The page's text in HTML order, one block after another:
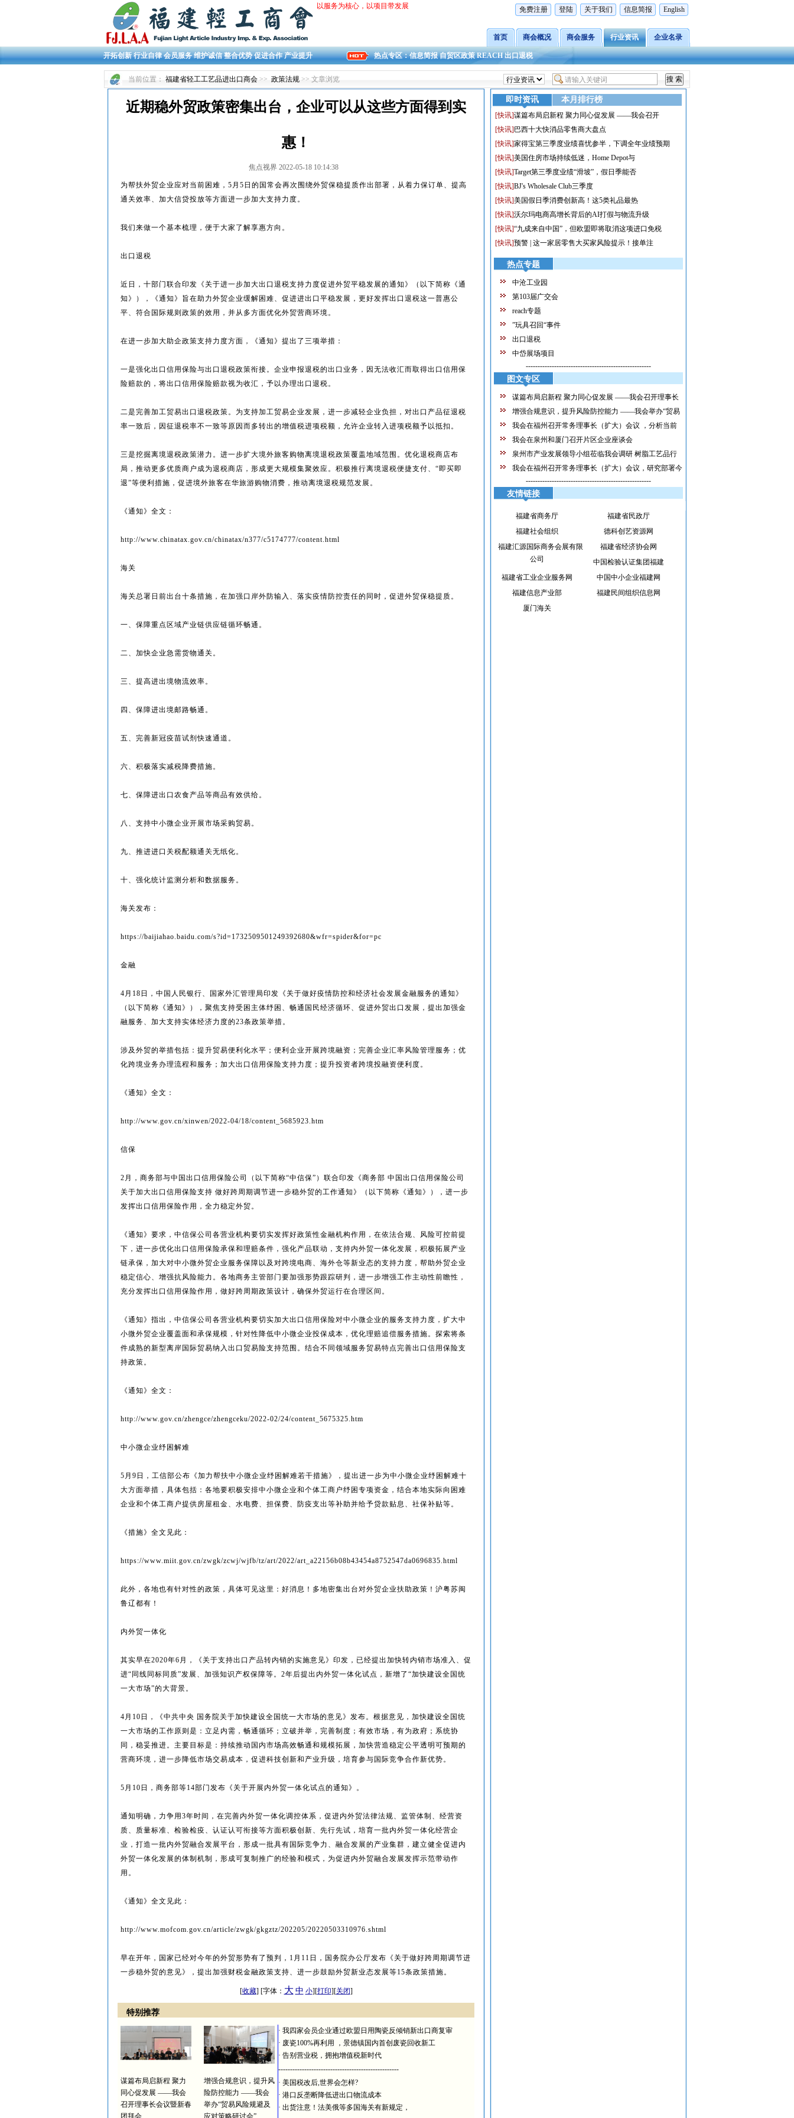
以服务为核心，以项目带发展 免费注册 登陆 关于我们 信息简报 English
首页 商会概况 商会服务 行业资讯 企业名录
开拓创新 行业自律 会员服务 维护诚信 整合优势 促进合作 产业提升 热点专区：信息简报 自贸区政策 REACH 出口退税
当前位置： 福建省轻工工艺品进出口商会 >> 政策法规 >> 文章浏览
近期稳外贸政策密集出台，企业可以从这些方面得到实
惠！
焦点视界 2022-05-18 10:14:38
为帮扶外贸企业应对当前困难，5月5日的国常会再次围绕外贸保稳提质作出部署，从着力保订单、提高
通关效率、加大信贷投放等方面进一步加大支持力度。
我们来做一个基本梳理，便于大家了解享惠方向。
出口退税
近日，十部门联合印发《关于进一步加大出口退税支持力度促进外贸平稳发展的通知》（以下简称《通
知》），《通知》旨在助力外贸企业缓解困难、促进进出口平稳发展，更好发挥出口退税这一普惠公
平、符合国际规则政策的效用，并从多方面优化外贸营商环境。
在进一步加大助企政策支持力度方面，《通知》提出了三项举措：
一是强化出口信用保险与出口退税政策衔接。企业申报退税的出口业务，因无法收汇而取得出口信用保
险赔款的，将出口信用保险赔款视为收汇，予以办理出口退税。
二是完善加工贸易出口退税政策。为支持加工贸易企业发展，进一步减轻企业负担，对出口产品征退税
率一致后，因征退税率不一致等原因而多转出的增值税进项税额，允许企业转入进项税额予以抵扣。
三是挖掘离境退税政策潜力。进一步扩大境外旅客购物离境退税政策覆盖地域范围。优化退税商店布
局，推动更多优质商户成为退税商店，形成更大规模集聚效应。积极推行离境退税便捷支付、“即买即
退”等便利措施，促进境外旅客在华旅游购物消费，推动离境退税规范发展。
《通知》全文：
http://www.chinatax.gov.cn/chinatax/n377/c5174777/content.html
海关
海关总署日前出台十条措施，在加强口岸外防输入、落实疫情防控责任的同时，促进外贸保稳提质。
一、保障重点区域产业链供应链循环畅通。
二、加快企业急需货物通关。
三、提高进出境物流效率。
四、保障进出境邮路畅通。
五、完善新冠疫苗试剂快速通道。
六、积极落实减税降费措施。
七、保障进出口农食产品等商品有效供给。
八、支持中小微企业开展市场采购贸易。
九、推进进口关税配额通关无纸化。
十、强化统计监测分析和数据服务。
海关发布：
https://baijiahao.baidu.com/s?id=1732509501249392680&wfr=spider&for=pc
金融
4月18日，中国人民银行、国家外汇管理局印发《关于做好疫情防控和经济社会发展金融服务的通知》
（以下简称《通知》），聚焦支持受困主体纾困、畅通国民经济循环、促进外贸出口发展，提出加强金
融服务、加大支持实体经济力度的23条政策举措。
涉及外贸的举措包括：提升贸易便利化水平；便利企业开展跨境融资；完善企业汇率风险管理服务；优
化跨境业务办理流程和服务；加大出口信用保险支持力度；提升投资者跨境投融资便利度。
《通知》全文：
http://www.gov.cn/xinwen/2022-04/18/content_5685923.htm
信保
2月，商务部与中国出口信用保险公司（以下简称“中信保”）联合印发《商务部 中国出口信用保险公司
关于加大出口信用保险支持 做好跨周期调节进一步稳外贸的工作通知》（以下简称《通知》），进一步
发挥出口信用保险作用，全力稳定外贸。
《通知》要求，中信保公司各营业机构要切实发挥好政策性金融机构作用，在依法合规、风险可控前提
下，进一步优化出口信用保险承保和理赔条件，强化产品联动，支持内外贸一体化发展，积极拓展产业
链承保，加大对中小微外贸企业服务保障以及对跨境电商、海外仓等新业态的支持力度，帮助外贸企业
稳定信心、增强抗风险能力。各地商务主管部门要加强形势跟踪研判，进一步增强工作主动性前瞻性，
充分发挥出口信用保险作用，做好跨周期政策设计，确保外贸运行在合理区间。
《通知》指出，中信保公司各营业机构要切实加大出口信用保险对中小微企业的服务支持力度，扩大中
小微外贸企业覆盖面和承保规模，针对性降低中小微企业投保成本，优化理赔追偿服务措施。探索将条
件成熟的新型离岸国际贸易纳入出口贸易险支持范围。结合不同领域服务贸易特点完善出口信用保险支
持政策。
《通知》全文：
http://www.gov.cn/zhengce/zhengceku/2022-02/24/content_5675325.htm
中小微企业纾困解难
5月9日，工信部公布《加力帮扶中小微企业纾困解难若干措施》，提出进一步为中小微企业纾困解难十
大方面举措，具体包括：各地要积极安排中小微企业和个体工商户纾困专项资金，结合本地实际向困难
企业和个体工商户提供房屋租金、水电费、担保费、防疫支出等补助并给予贷款贴息、社保补贴等。
《措施》全文见此：
https://www.miit.gov.cn/zwgk/zcwj/wjfb/tz/art/2022/art_a22156b08b43454a8752547da0696835.html
此外，各地也有针对性的政策，具体可见这里：好消息！多地密集出台对外贸企业扶助政策！沪粤苏闽
鲁辽都有！
内外贸一体化
其实早在2020年6月，《关于支持出口产品转内销的实施意见》印发，已经提出加快转内销市场准入、促
进“同线同标同质”发展、加强知识产权保障等。2年后提出内外贸一体化试点，新增了“加快建设全国统
一大市场”的大背景。
4月10日，《中共中央 国务院关于加快建设全国统一大市场的意见》发布。根据意见，加快建设全国统
一大市场的工作原则是：立足内需，畅通循环；立破并举，完善制度；有效市场，有为政府；系统协
同，稳妥推进。主要目标是：持续推动国内市场高效畅通和规模拓展，加快营造稳定公平透明可预期的
营商环境，进一步降低市场交易成本，促进科技创新和产业升级，培育参与国际竞争合作新优势。
5月10日，商务部等14部门发布《关于开展内外贸一体化试点的通知》。
通知明确，力争用3年时间，在完善内外贸一体化调控体系，促进内外贸法律法规、监管体制、经营资
质、质量标准、检验检疫、认证认可衔接等方面积极创新、先行先试，培育一批内外贸一体化经营企
业，打造一批内外贸融合发展平台，形成一批具有国际竞争力、融合发展的产业集群，建立健全促进内
外贸一体化发展的体制机制，形成可复制推广的经验和模式，为促进内外贸融合发展发挥示范带动作
用。
《通知》全文见此：
http://www.mofcom.gov.cn/article/zwgk/gkgztz/202205/20220503310976.shtml
早在开年，国家已经对今年的外贸形势有了预判，1月11日，国务院办公厅发布《关于做好跨周期调节进
一步稳外贸的意见》，提出加强财税金融政策支持、进一步鼓励外贸新业态发展等15条政策措施。
[收藏] [字体： 大 中 小][打印][关闭]
特别推荐
谋篇布局启新程 聚力
同心促发展 ——我会
召开理事长会议暨新春
团拜会
增强合规意识，提升风
险防控能力 ——我会
举办“贸易风险规避及
应对策略研讨会”
· 我四家会员企业通过欧盟日用陶瓷反倾销新出口商复审
· 废瓷100%再利用 ，景德镇国内首创废瓷回收新工
· 告别营业税，拥抱增值税新时代
---------------------------------------------------
· 美国税改后,世界会怎样?
· 港口反垄断降低进出口物流成本
· 出货注意！法美俄等多国海关有新规定，
即时资讯 本月排行榜
[快讯]谋篇布局启新程 聚力同心促发展 ——我会召开
[快讯] 巴西十大快消品零售商大盘点
[快讯]家得宝第三季度业绩喜忧参半，下调全年业绩预期
[快讯]美国住房市场持续低迷，Home Depot与
[快讯]Target第三季度业绩“滑坡”，假日季能否
[快讯]BJ's Wholesale Club三季度
[快讯]美国假日季消费创新高！这5类礼品最热
[快讯]沃尔玛电商高增长背后的AI打假与物流升级
[快讯]“九成来自中国”，但欧盟即将取消这项进口免税
[快讯]预警 | 这一家居零售大买家风险提示！接单注
热点专题
中沧工业园
第103届广交会
reach专题
”玩具召回“事件
出口退税
中岱展场项目
-----------------------------------------------------
图文专区
谋篇布局启新程 聚力同心促发展 ——我会召开理事长
增强合规意识，提升风险防控能力 ——我会举办“贸易
我会在福州召开常务理事长（扩大）会议 ，分析当前
经
我会在泉州和厦门召开片区企业座谈会
泉州市产业发展领导小组莅临我会调研 树脂工艺品行
业
我会在福州召开常务理事长（扩大）会议，研究部署今
-----------------------------------------------------
友情链接
福建省商务厅
福建省民政厅
福建社会组织
德科创艺资源网
福建汇源国际商务会展有限
公司
福建省经济协会网
中国检验认证集团福建
福建省工业企业服务网
中国中小企业福建网
福建信息产业部
福建民间组织信息网
厦门海关